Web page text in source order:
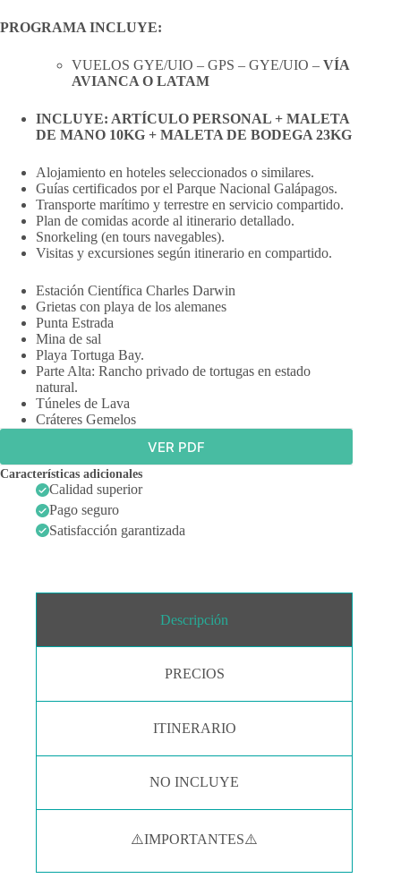
PROGRAMA INCLUYE:
VUELOS GYE/UIO – GPS – GYE/UIO – VÍA
AVIANCA O LATAM
INCLUYE: ARTÍCULO PERSONAL + MALETA
DE MANO 10KG + MALETA DE BODEGA 23KG
Alojamiento en hoteles seleccionados o similares.
Guías certificados por el Parque Nacional Galápagos.
Transporte marítimo y terrestre en servicio compartido.
Plan de comidas acorde al itinerario detallado.
Snorkeling (en tours navegables).
Visitas y excursiones según itinerario en compartido.
Estación Científica Charles Darwin
Grietas con playa de los alemanes
Punta Estrada
Mina de sal
Playa Tortuga Bay.
Parte Alta: Rancho privado de tortugas en estado
natural.
Túneles de Lava
Cráteres Gemelos
VER PDF
Características adicionales
Calidad superior
Pago seguro
Satisfacción garantizada
Descripción
PRECIOS
ITINERARIO
NO INCLUYE
⚠️IMPORTANTES⚠️